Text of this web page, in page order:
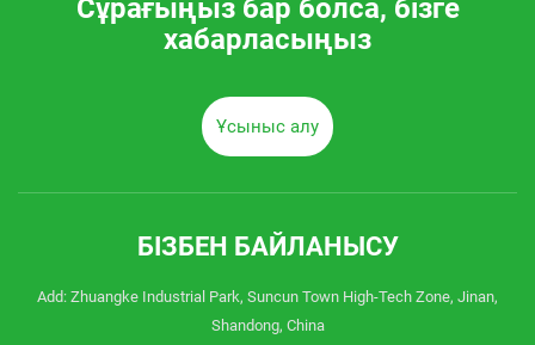
Сұрағыңыз бар болса, бізге
хабарласыңыз
Ұсыныс алу
БІЗБЕН БАЙЛАНЫСУ
Add: Zhuangke Industrial Park, Suncun Town High-Tech Zone, Jinan,
Shandong, China